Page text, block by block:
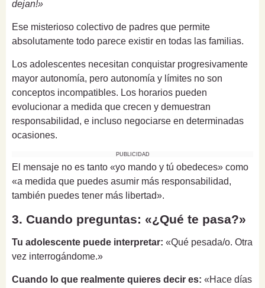
dejan!»
Ese misterioso colectivo de padres que permite
absolutamente todo parece existir en todas las familias.
Los adolescentes necesitan conquistar progresivamente
mayor autonomía, pero autonomía y límites no son
conceptos incompatibles. Los horarios pueden
evolucionar a medida que crecen y demuestran
responsabilidad, e incluso negociarse en determinadas
ocasiones.
PUBLICIDAD
El mensaje no es tanto «yo mando y tú obedeces» como
«a medida que puedes asumir más responsabilidad,
también puedes tener más libertad».
3. Cuando preguntas: «¿Qué te pasa?»
Tu adolescente puede interpretar: «Qué pesada/o. Otra
vez interrogándome.»
Cuando lo que realmente quieres decir es: «Hace días